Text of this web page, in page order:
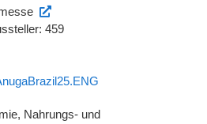
459
Nahrungs- und